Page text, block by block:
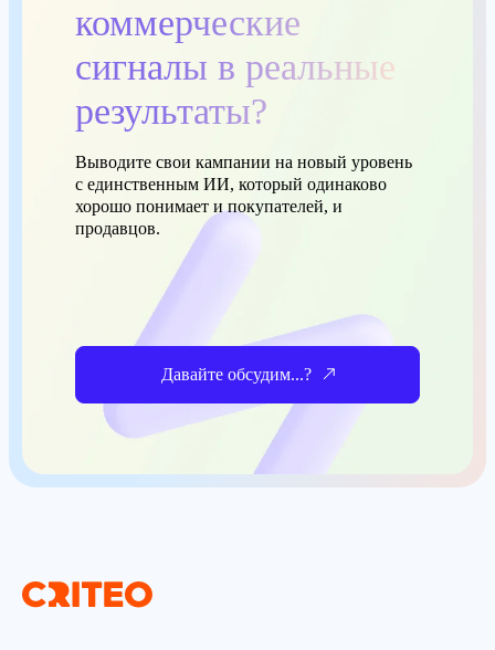
коммерческие
сигналы в реальные
результаты?
Выводите свои кампании на новый уровень
с единственным ИИ, который одинаково
хорошо понимает и покупателей, и
продавцов.
Давайте обсудим...?